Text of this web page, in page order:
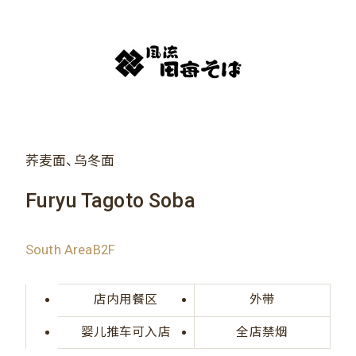
荞麦面、乌冬面
Furyu Tagoto Soba
South AreaB2F
店内用餐区 外带
婴儿推车可入店 全店禁烟